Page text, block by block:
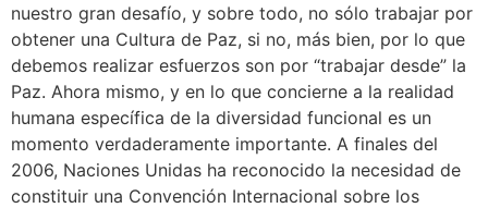
nuestro gran desafío, y sobre todo, no sólo trabajar por
obtener una Cultura de Paz, si no, más bien, por lo que
debemos realizar esfuerzos son por “trabajar desde” la
Paz. Ahora mismo, y en lo que concierne a la realidad
humana específica de la diversidad funcional es un
momento verdaderamente importante. A finales del
2006, Naciones Unidas ha reconocido la necesidad de
constituir una Convención Internacional sobre los